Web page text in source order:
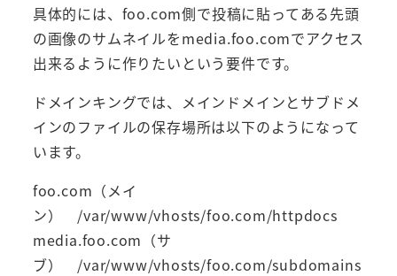
具体的には、foo.com側で投稿に貼ってある先頭
の画像のサムネイルをmedia.foo.comでアクセス
出来るように作りたいという要件です。
ドメインキングでは、メインドメインとサブドメ
インのファイルの保存場所は以下のようになって
います。
foo.com（メイ
ン） /var/www/vhosts/foo.com/httpdocs
media.foo.com（サ
ブ） /var/www/vhosts/foo.com/subdomains